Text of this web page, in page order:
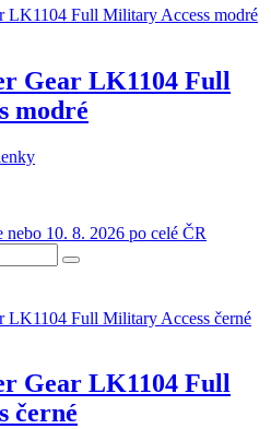
Gear LK1104 Full
modré
nebo 10. 8. 2026 po celé ČR
Gear LK1104 Full
černé